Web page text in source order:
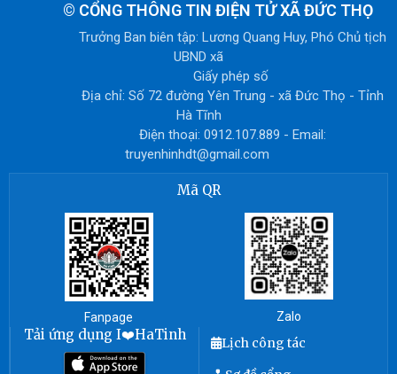
© CỔNG THÔNG TIN ĐIỆN TỬ XÃ ĐỨC THỌ
Trưởng Ban biên tập: Lương Quang Huy, Phó Chủ tịch
UBND xã
Giấy phép số
Địa chỉ: Số 72 đường Yên Trung - xã Đức Thọ - Tỉnh
Hà Tĩnh
Điện thoại: 0912.107.889 - Email:
truyenhinhdt@gmail.com
Mã QR
Fanpage Zalo
Tải ứng dụng I❤️HaTinh
Lịch công tác